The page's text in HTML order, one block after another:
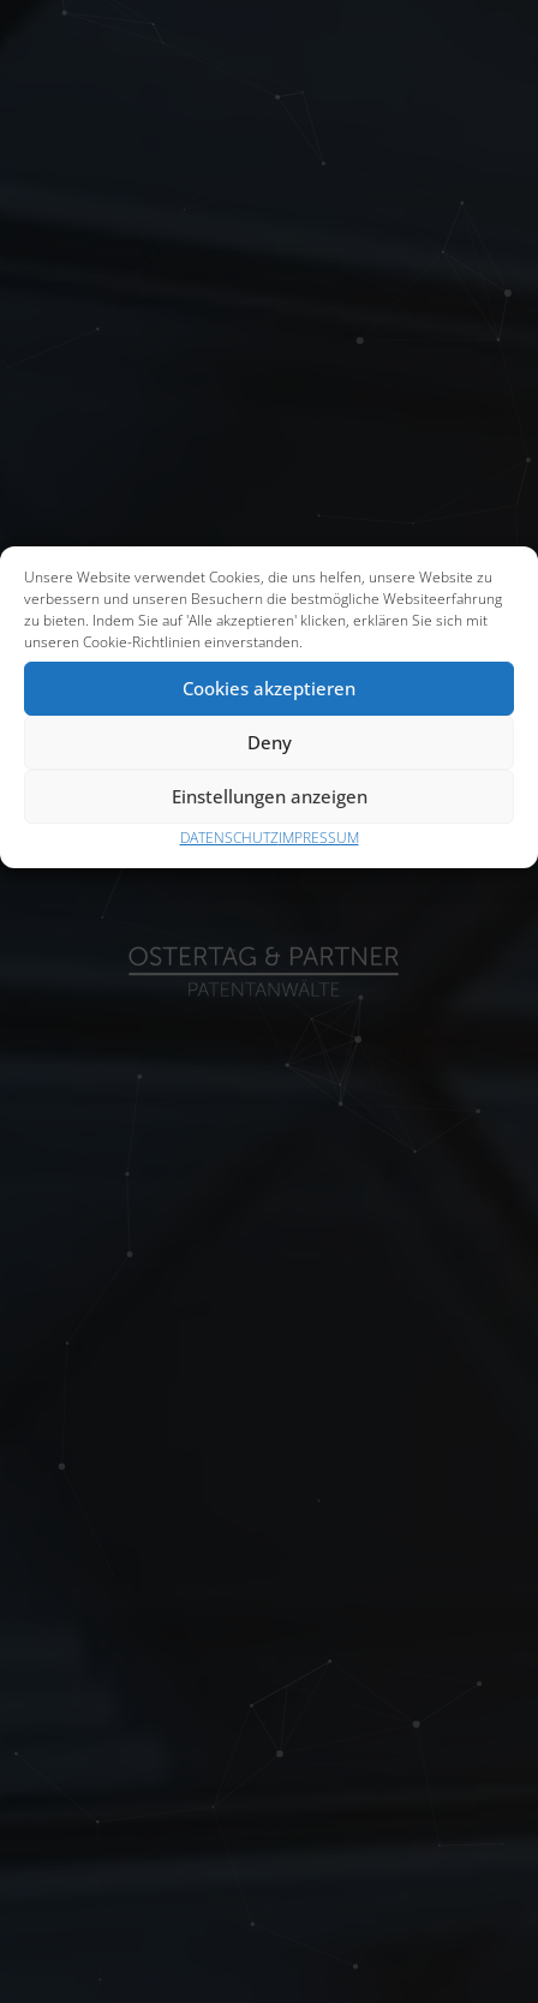
Unsere Website verwendet Cookies, die uns helfen, unsere Website zu
verbessern und unseren Besuchern die bestmögliche Websiteerfahrung
zu bieten. Indem Sie auf 'Alle akzeptieren' klicken, erklären Sie sich mit
unseren Cookie-Richtlinien einverstanden.
Cookies akzeptieren
Deny
Einstellungen anzeigen
DATENSCHUTZIMPRESSUM